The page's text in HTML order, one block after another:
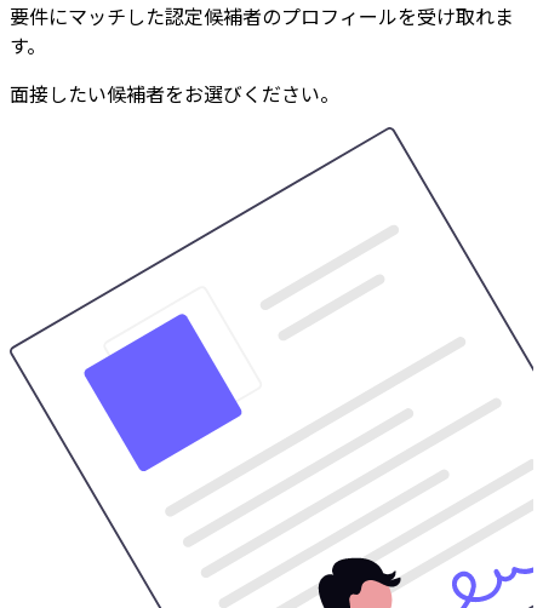
要件にマッチした認定候補者のプロフィールを受け取れま
す。
面接したい候補者をお選びください。